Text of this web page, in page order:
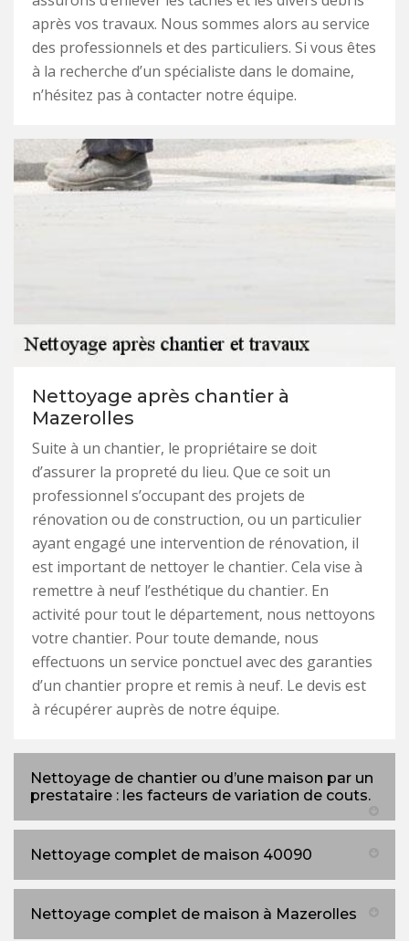
après vos travaux. Nous sommes alors au service
des professionnels et des particuliers. Si vous êtes
à la recherche d’un spécialiste dans le domaine,
n’hésitez pas à contacter notre équipe.
Nettoyage après chantier à
Mazerolles
Suite à un chantier, le propriétaire se doit
d’assurer la propreté du lieu. Que ce soit un
professionnel s’occupant des projets de
rénovation ou de construction, ou un particulier
ayant engagé une intervention de rénovation, il
est important de nettoyer le chantier. Cela vise à
remettre à neuf l’esthétique du chantier. En
activité pour tout le département, nous nettoyons
votre chantier. Pour toute demande, nous
effectuons un service ponctuel avec des garanties
d’un chantier propre et remis à neuf. Le devis est
à récupérer auprès de notre équipe.
Nettoyage de chantier ou d’une maison par un
prestataire : les facteurs de variation de couts.
Nettoyage complet de maison 40090
Nettoyage complet de maison à Mazerolles